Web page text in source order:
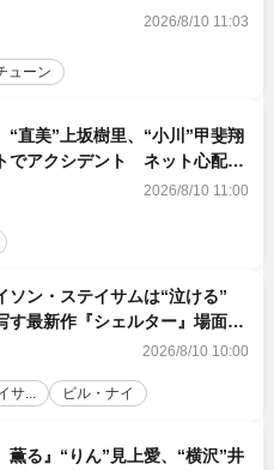
2026/8/10 11:03
ューン
“直美”上坂樹里、“小川”甲斐翔
でアクシデント ネット心配
グ？」「嫌な予感」2026/8/10 11:00
ソン・ステイサムは“泣ける”
す最新作『シェルター』場面写
2026/8/10 10:00
サ... ビル・ナイ
薫る』“りん”見上愛、“横沢”井